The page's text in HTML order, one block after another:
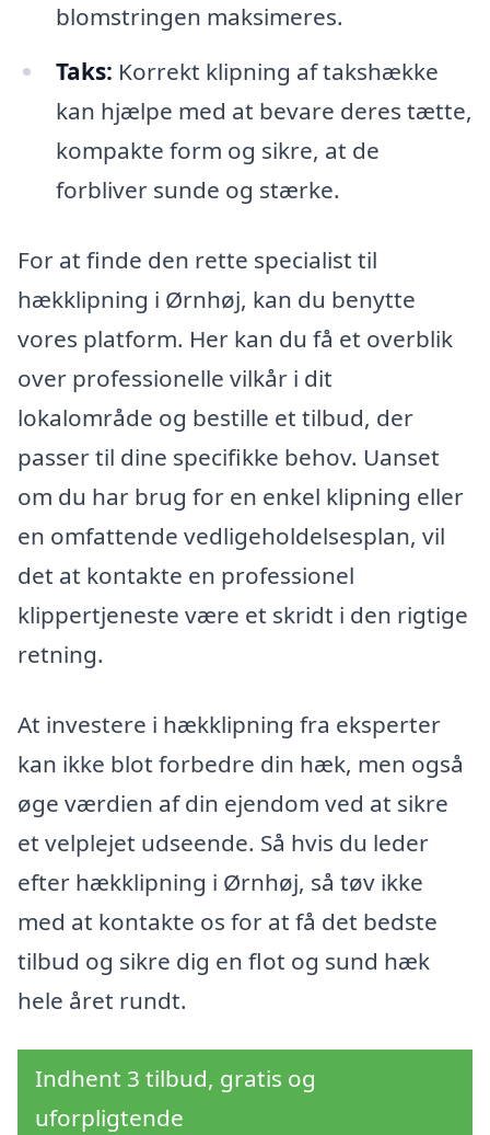
blomstringen maksimeres.
Taks: Korrekt klipning af takshække
kan hjælpe med at bevare deres tætte,
kompakte form og sikre, at de
forbliver sunde og stærke.
For at finde den rette specialist til
hækklipning i Ørnhøj, kan du benytte
vores platform. Her kan du få et overblik
over professionelle vilkår i dit
lokalområde og bestille et tilbud, der
passer til dine specifikke behov. Uanset
om du har brug for en enkel klipning eller
en omfattende vedligeholdelsesplan, vil
det at kontakte en professionel
klippertjeneste være et skridt i den rigtige
retning.
At investere i hækklipning fra eksperter
kan ikke blot forbedre din hæk, men også
øge værdien af din ejendom ved at sikre
et velplejet udseende. Så hvis du leder
efter hækklipning i Ørnhøj, så tøv ikke
med at kontakte os for at få det bedste
tilbud og sikre dig en flot og sund hæk
hele året rundt.
Indhent 3 tilbud, gratis og
uforpligtende